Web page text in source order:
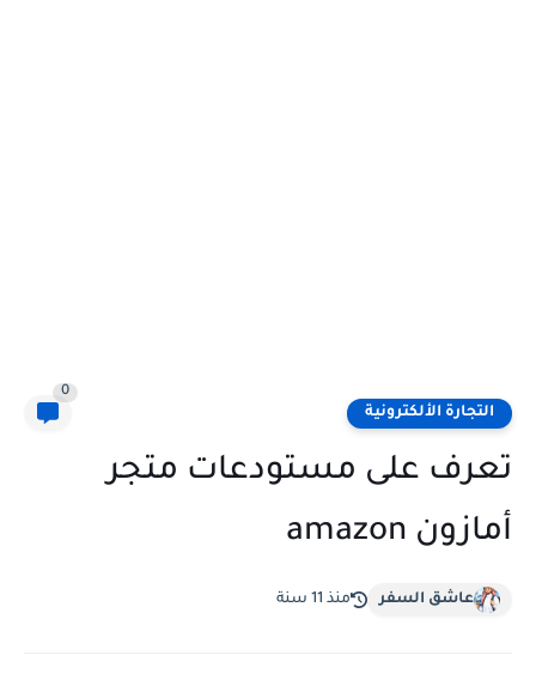
التجارة الألكترونية
0
تعرف على مستودعات متجر
أمازون amazon
عاشق السفر منذ 11 سنة